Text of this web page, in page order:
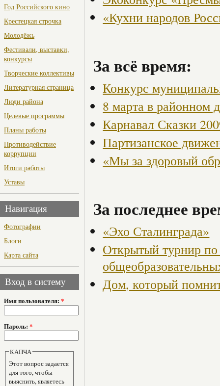
Год Российского кино
Крестецкая строчка
Молодёжь
Фестивали, выставки,
конкурсы
Творческие коллективы
Литературная страница
Люди района
Целевые программы
Планы работы
Противодействие
коррупции
Итоги работы
Уставы
Навигация
Фотографии
Блоги
Карта сайта
Вход в систему
Имя пользователя: *
Пароль: *
КАПЧА
Этот вопрос задается
для того, чтобы
выяснить, являетесь
«Кухни народов
За всё время:
Конкурс
8 марта в районном
Карнавал Сказки
Партизанское
«Мы за здоровый
За последнее
«Эхо Сталинграда»
Открытый турнир
Дом, который